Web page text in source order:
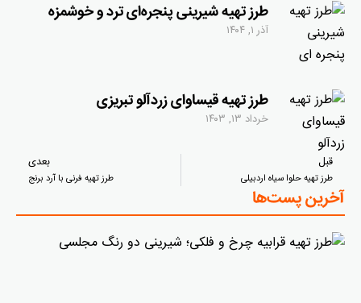
طرز تهیه شیرینی پنجره‌ای ترد و خوشمزه
آذر ۱, ۱۴۰۴
طرز تهیه قیساوای زردآلو تبریزی
خرداد ۱۳, ۱۴۰۳
قبل
طرز تهیه حلوا سیاه اردبیلی
بعدی
طرز تهیه فرنی با آرد برنج
آخرین پست‌ها